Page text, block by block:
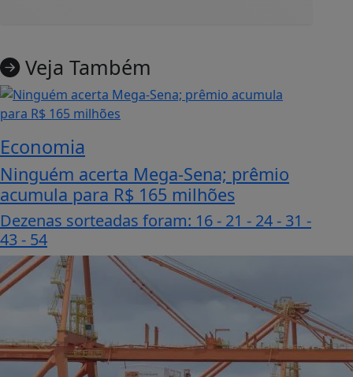
Veja Também
Economia
Ninguém acerta Mega-Sena; prêmio
acumula para R$ 165 milhões
Dezenas sorteadas foram: 16 - 21 - 24 - 31 -
43 - 54